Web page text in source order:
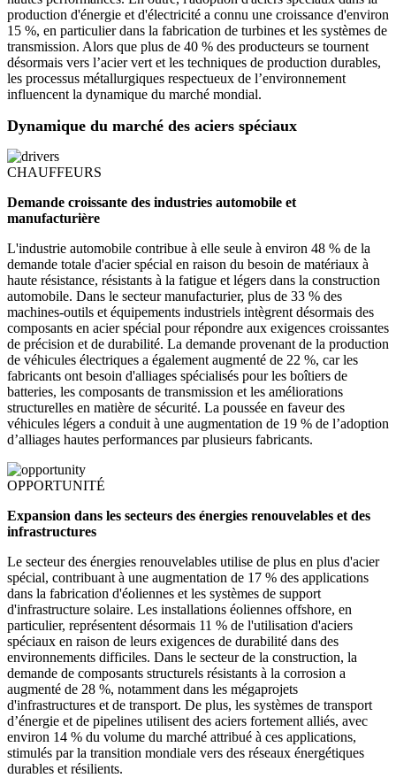
production d'énergie et d'électricité a connu une croissance d'environ
15 %, en particulier dans la fabrication de turbines et les systèmes de
transmission. Alors que plus de 40 % des producteurs se tournent
désormais vers l’acier vert et les techniques de production durables,
les processus métallurgiques respectueux de l’environnement
influencent la dynamique du marché mondial.
Dynamique du marché des aciers spéciaux
CHAUFFEURS
Demande croissante des industries automobile et
manufacturière
L'industrie automobile contribue à elle seule à environ 48 % de la
demande totale d'acier spécial en raison du besoin de matériaux à
haute résistance, résistants à la fatigue et légers dans la construction
automobile. Dans le secteur manufacturier, plus de 33 % des
machines-outils et équipements industriels intègrent désormais des
composants en acier spécial pour répondre aux exigences croissantes
de précision et de durabilité. La demande provenant de la production
de véhicules électriques a également augmenté de 22 %, car les
fabricants ont besoin d'alliages spécialisés pour les boîtiers de
batteries, les composants de transmission et les améliorations
structurelles en matière de sécurité. La poussée en faveur des
véhicules légers a conduit à une augmentation de 19 % de l’adoption
d’alliages hautes performances par plusieurs fabricants.
OPPORTUNITÉ
Expansion dans les secteurs des énergies renouvelables et des
infrastructures
Le secteur des énergies renouvelables utilise de plus en plus d'acier
spécial, contribuant à une augmentation de 17 % des applications
dans la fabrication d'éoliennes et les systèmes de support
d'infrastructure solaire. Les installations éoliennes offshore, en
particulier, représentent désormais 11 % de l'utilisation d'aciers
spéciaux en raison de leurs exigences de durabilité dans des
environnements difficiles. Dans le secteur de la construction, la
demande de composants structurels résistants à la corrosion a
augmenté de 28 %, notamment dans les mégaprojets
d'infrastructures et de transport. De plus, les systèmes de transport
d’énergie et de pipelines utilisent des aciers fortement alliés, avec
environ 14 % du volume du marché attribué à ces applications,
stimulés par la transition mondiale vers des réseaux énergétiques
durables et résilients.